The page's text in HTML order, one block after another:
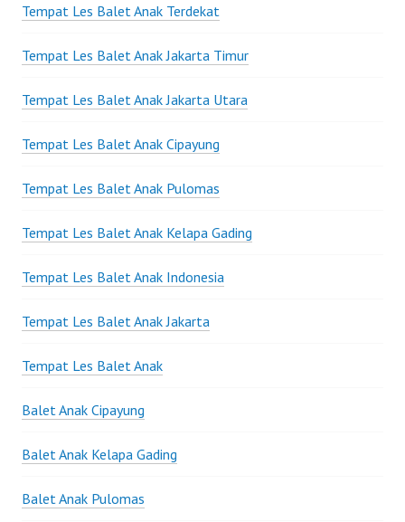
Tempat Les Balet Anak Terdekat
Tempat Les Balet Anak Jakarta Timur
Tempat Les Balet Anak Jakarta Utara
Tempat Les Balet Anak Cipayung
Tempat Les Balet Anak Pulomas
Tempat Les Balet Anak Kelapa Gading
Tempat Les Balet Anak Indonesia
Tempat Les Balet Anak Jakarta
Tempat Les Balet Anak
Balet Anak Cipayung
Balet Anak Kelapa Gading
Balet Anak Pulomas